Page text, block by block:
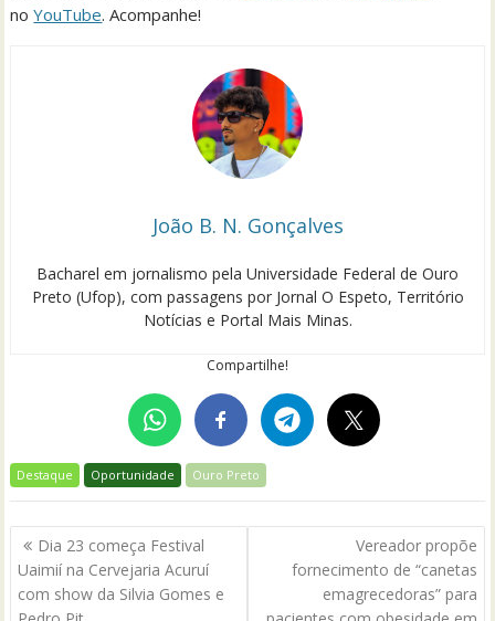
noYouTube. Acompanhe!
João B. N. Gonçalves
Bacharel em jornalismo pela Universidade Federal de Ouro
Preto (Ufop), com passagens por Jornal O Espeto, Território
Notícias e Portal Mais Minas.
Compartilhe!
Destaque Oportunidade Ouro Preto
Navegação
de
Post
Dia 23 começa Festival
Uaimií na Cervejaria Acuruí
com show da Silvia Gomes e
Vereador propõe
fornecimento de “canetas
emagrecedoras” para